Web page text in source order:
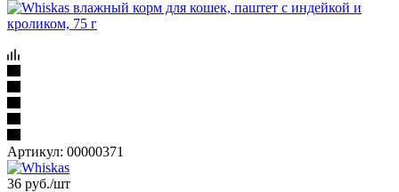
Артикул: 00000371
36 руб./шт